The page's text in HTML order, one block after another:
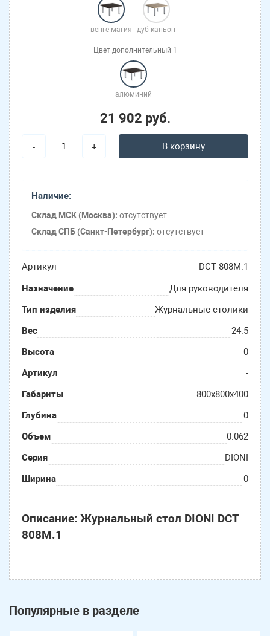
венге магия дуб каньон
Цвет дополнительный 1
алюминий
21 902 руб.
- + В корзину
Наличие:
Склад МСК (Москва): отсутствует
Склад СПБ (Санкт-Петербург): отсутствует
Артикул
DCT 808M.1
Назначение
Для руководителя
Тип изделия
Журнальные столики
Вес
24.5
Высота
0
Артикул
-
Габариты
800х800х400
Глубина
0
Объем
0.062
Серия
DIONI
Ширина
0
Описание: Журнальный стол DIONI DCT
808M.1
Популярные в разделе